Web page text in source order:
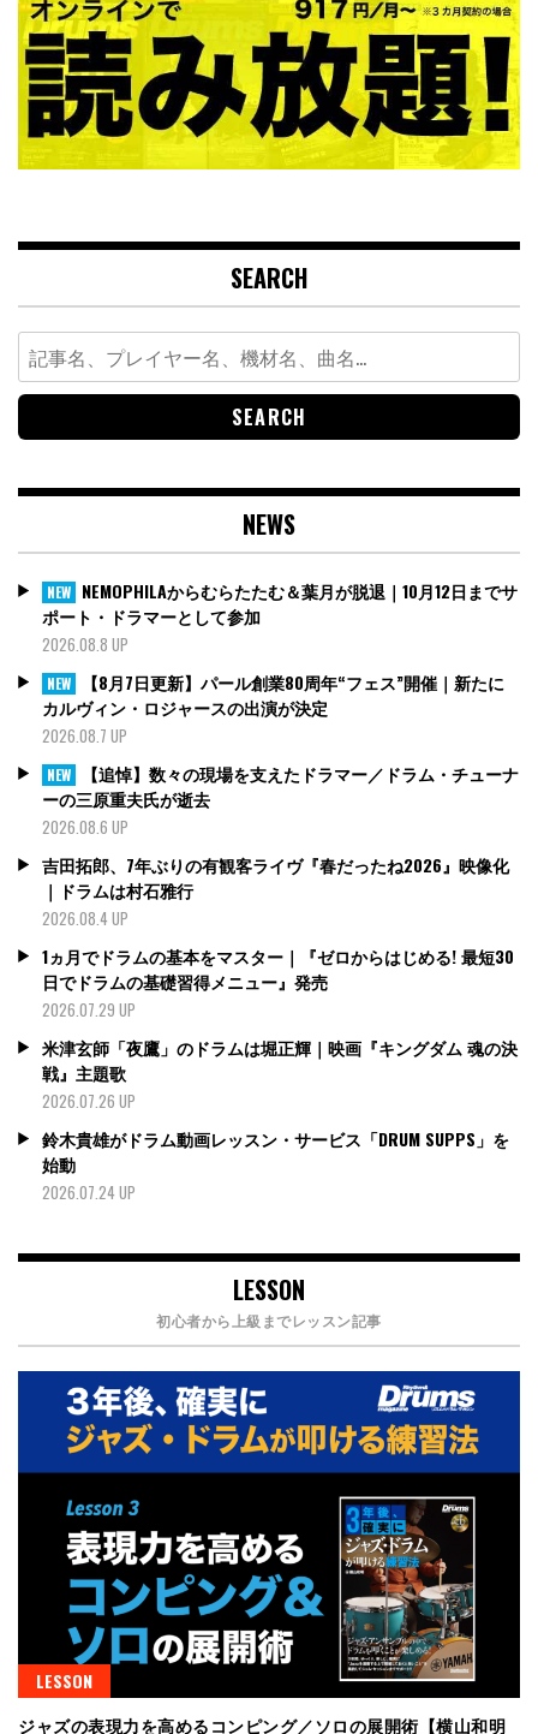
SEARCH
Search
for:
NEWS
NEW NEMOPHILAからむらたたむ＆葉月が脱退｜10月12日までサ
ポート・ドラマーとして参加
2026.08.8 UP
NEW
【8月7日更新】パール創業80周年“フェス”開催｜新たに
カルヴィン・ロジャースの出演が決定
2026.08.7 UP
NEW
【追悼】数々の現場を支えたドラマー／ドラム・チューナ
ーの三原重夫氏が逝去
2026.08.6 UP
吉田拓郎、7年ぶりの有観客ライヴ『春だったね2026』映像化
｜ドラムは村石雅行
2026.08.4 UP
1ヵ月でドラムの基本をマスター｜『ゼロからはじめる! 最短30
日でドラムの基礎習得メニュー』発売
2026.07.29 UP
米津玄師「夜鷹」のドラムは堀正輝｜映画『キングダム 魂の決
戦』主題歌
2026.07.26 UP
鈴木貴雄がドラム動画レッスン・サービス「DRUM SUPPS」を
始動
2026.07.24 UP
LESSON
初心者から上級までレッスン記事
LESSON
ジャズの表現力を高めるコンピング／ソロの展開術【横山和明